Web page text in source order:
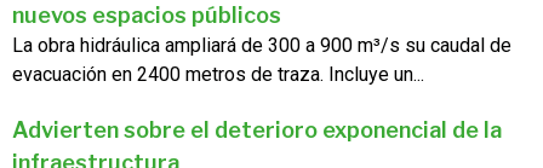
nuevos espacios públicos
La obra hidráulica ampliará de 300 a 900 m³/s su caudal de
evacuación en 2400 metros de traza. Incluye un...
Advierten sobre el deterioro exponencial de la
infraestructura